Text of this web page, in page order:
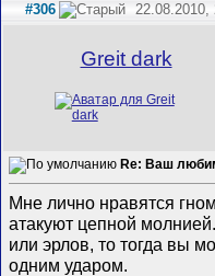
#306 22.08.2010,
Greit dark
Re: Ваш
Мне лично нравятся
атакуют цепной
или эрлов, то тогда вы
одним ударом.